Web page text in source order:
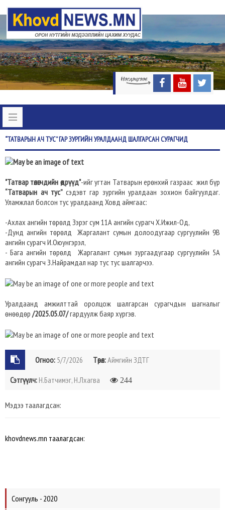
“ТАТВАРЫНАЧ ТУС” ГАР ЗУРГИЙН УРАЛДААНД ШАЛГАРСАН СУРАГЧИД
"Татвар төлөгчдийн өдрүүд"-ийг угтан Татварын ерөнхий газраас жил бүр
“Татварын ач тус” сэдэвт гар зургийн уралдаан зохион байгуулдаг.
Уламжлал болсон тус уралдаанд Ховд аймгаас:
-Ахлах ангийн төрөлд Зэрэг сум 11А ангийн сурагч Х.Ижил-Од,
-Дунд ангийн төрөлд Жаргалант сумын долоодугаар сургуулийн 9В
ангийн сурагч И.Оюунгэрэл,
- Бага ангийн төрөлд Жаргалант сумын зургаадугаар сургуулийн 5А
ангийн сурагч З.Найрамдал нар тус тус шалгарчээ.
Уралдаанд амжилттай оролцож шалгарсан сурагчдын шагналыг
өнөөдөр /2025.05.07/гардуулж баяр хүргэв.
Огноо: 5/7/2026 Төрөл:Аймгийн ЗДТГ
Сэтгүүлч: Н.Батчимэг, Н.Лхагва 244
Мэдээ таалагдсан:
khovdnews.mn таалагдсан:
Сонгууль - 2020